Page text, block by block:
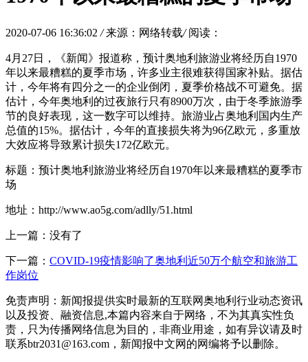
2020-07-06 16:36:02 / 来源：网络转载/ 阅读：
4月27日，《新闻》报道称，预计奥地利旅游业将经历自1970
年以来最糟糕的夏季市场，许多业主很难获得国家补贴。据估
计，今年将有四分之一的企业倒闭，夏季价格战不可避免。据
估计，今年奥地利的过夜旅行只有8900万次，由于冬季旅游季
节的良好表现，这一数字可以维持。旅游业占奥地利国内生产
总值的15%。据估计，今年的直接损失将为96亿欧元，多重放
大效应将导致累计损失172亿欧元。
标题：预计奥地利旅游业将经历自1970年以来最糟糕的夏季市
场
地址：http://www.ao5g.com/adlly/51.html
上一篇：没有了
下一篇： COVID-19疫情影响了奥地利近50万个航空和旅游工
作岗位
免责声明：新闻报提供实时最新的互联网奥地利行业动态资讯
以及投资、融资信息,本篇内容来自于网络，不为其真实性负
责，只为传播网络信息为目的，非商业用途，如有异议请及时
联系btr2031@163.com，新闻报中文网的网编将予以删除。